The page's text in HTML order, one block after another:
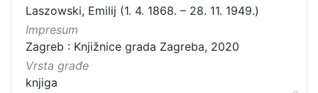
Laszowski, Emilij (1. 4. 1868. – 28. 11. 1949.)
Impresum
Zagreb : Knjižnice grada Zagreba, 2020
Vrsta građe
knjiga